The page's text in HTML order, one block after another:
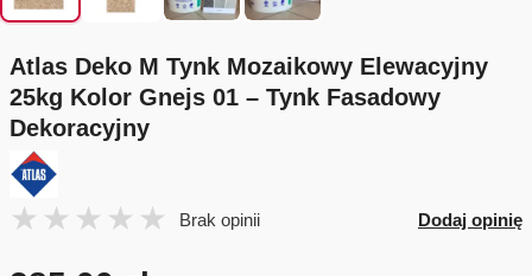
Atlas Deko M Tynk Mozaikowy Elewacyjny
25kg Kolor Gnejs 01 – Tynk Fasadowy
Dekoracyjny
Brak opinii Dodaj opinię